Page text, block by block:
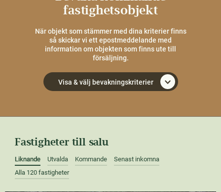
fastighetsobjekt
När objekt som stämmer med dina kriterier finns
så skickar vi ett epostmeddelande med
information om objekten som finns ute till
försäljning.
Visa & välj bevakningskriterier
Fastigheter till salu
Liknande Utvalda Kommande
Senast inkomna
Alla 120 fastigheter